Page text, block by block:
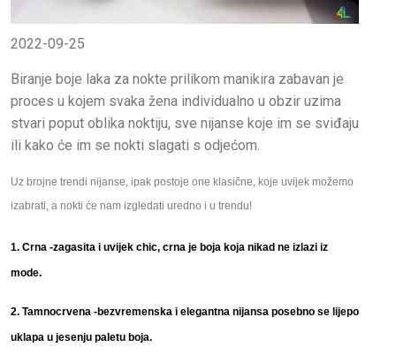
2022-09-25
Biranje boje laka za nokte prilikom manikira zabavan je
proces u kojem svaka žena individualno u obzir uzima
stvari poput oblika noktiju, sve nijanse koje im se sviđaju
ili kako će im se nokti slagati s odjećom.
Uz brojne trendi nijanse, ipak postoje one klasične, koje uvijek možemo
izabrati, a nokti će nam izgledati uredno i u trendu!
1. Crna -zagasita i uvijek chic, crna je boja koja nikad ne izlazi iz
mode.
2. Tamnocrvena -bezvremenska i elegantna nijansa posebno se lijepo
uklapa u jesenju paletu boja.